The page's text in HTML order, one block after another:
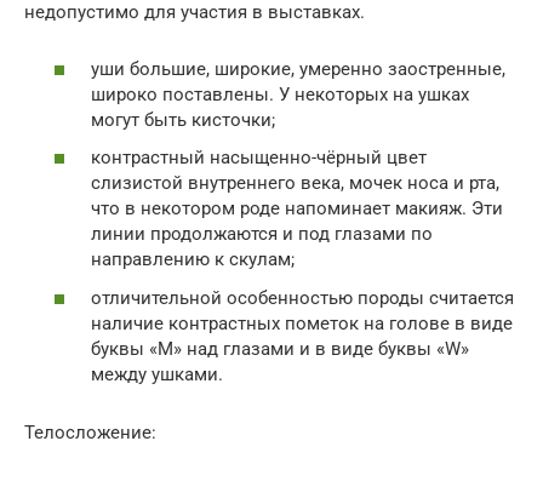
недопустимо для участия в выставках.
уши большие, широкие, умеренно заостренные,
широко поставлены. У некоторых на ушках
могут быть кисточки;
контрастный насыщенно-чёрный цвет
слизистой внутреннего века, мочек носа и рта,
что в некотором роде напоминает макияж. Эти
линии продолжаются и под глазами по
направлению к скулам;
отличительной особенностью породы считается
наличие контрастных пометок на голове в виде
буквы «М» над глазами и в виде буквы «W»
между ушками.
Телосложение: